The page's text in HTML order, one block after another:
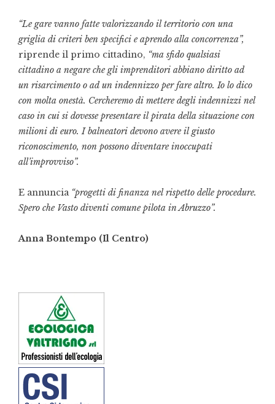
“Le gare vanno fatte valorizzando il territorio con una
griglia di criteri ben specifici e aprendo alla concorrenza”,
riprende il primo cittadino, “ma sfido qualsiasi
cittadino a negare che gli imprenditori abbiano diritto ad
un risarcimento o ad un indennizzo per fare altro. Io lo dico
con molta onestà. Cercheremo di mettere degli indennizzi nel
caso in cui si dovesse presentare il pirata della situazione con
milioni di euro. I balneatori devono avere il giusto
riconoscimento, non possono diventare inoccupati
all’improvviso”.
E annuncia “progetti di finanza nel rispetto delle procedure.
Spero che Vasto diventi comune pilota in Abruzzo”.
Anna Bontempo (Il Centro)